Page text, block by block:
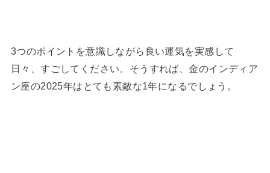
3つのポイントを意識しながら良い運気を実感して
日々、すごしてください。そうすれば、金のインディア
ン座の2025年はとても素敵な1年になるでしょう。